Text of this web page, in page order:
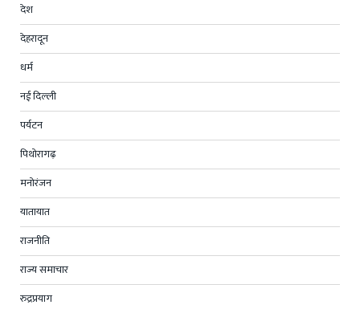
देश
देहरादून
धर्म
नई दिल्ली
पर्यटन
पिथोरागढ़
मनोरंजन
यातायात
राजनीति
राज्य समाचार
रुद्रप्रयाग